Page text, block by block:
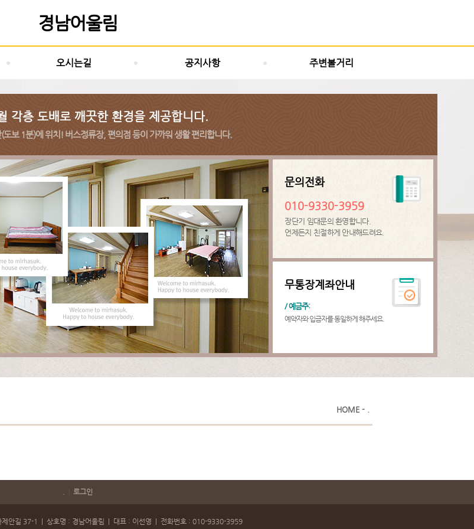
경남어울림
오시는길 공지사항 주변볼거리
각층 도배로 깨끗한 환경을 제공합니다.
도보 1분)에 위치! 버스정류장, 편의점 등이 가까워 생활 편리합니다.
문의전화
010-9330-3959
장단기 임대문의 환영합니다.
언제든지 친절하게 안내해드려요.
무통장계좌안내
/ 예금주:
예약자와 입금자를 동일하게 해주세요.
HOME - .
. 로그인
제안길 37-1 | 상호명 : 경남어울림 | 대표 : 이선영 | 전화번호 : 010-9330-3959